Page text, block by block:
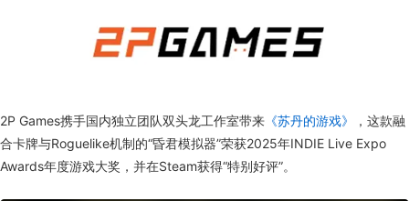
2P Games携手国内独立团队双头龙工作室带来 《苏丹的游戏》
，这款融
合卡牌与Roguelike机制的“昏君模拟器”荣获2025年INDIE Live Expo
Awards年度游戏大奖，并在Steam获得“特别好评”。